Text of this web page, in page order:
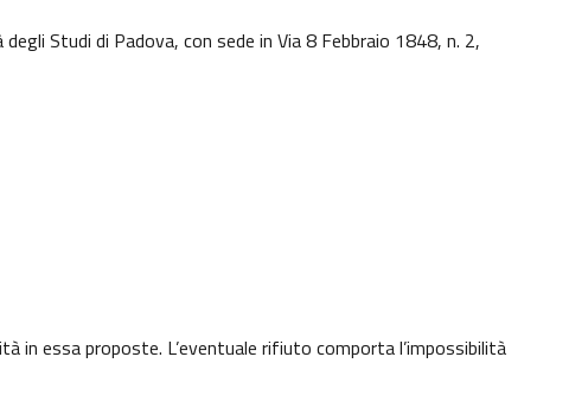
Studi di Padova, con sede in Via 8 Febbraio 1848, n. 2,
in essa proposte. L’eventuale rifiuto comporta l’impossibilità